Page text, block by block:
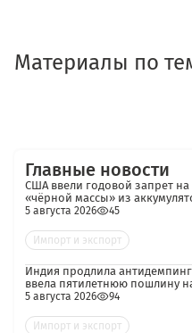
Материалы по
Главные новости
США ввели годовой запрет
«чёрной массы» из
5 августа 2026 45
Импорт и экспорт
Индия продлила
ввела пятилетнюю пошлину
5 августа 2026 94
Импорт и экспорт